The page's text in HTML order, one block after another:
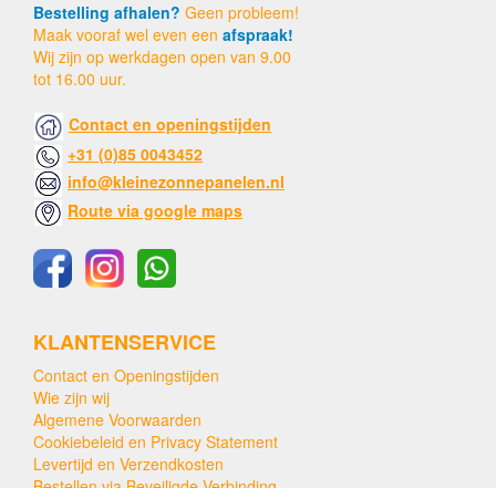
Bestelling afhalen? Geen probleem!
Maak vooraf wel even een afspraak!
Wij zijn op werkdagen open van 9.00
tot 16.00 uur.
Contact en openingstijden
+31 (0)85 0043452
info@kleinezonnepanelen.nl
Route via google maps
KLANTENSERVICE
Contact en Openingstijden
Wie zijn wij
Algemene Voorwaarden
Cookiebeleid en Privacy Statement
Levertijd en Verzendkosten